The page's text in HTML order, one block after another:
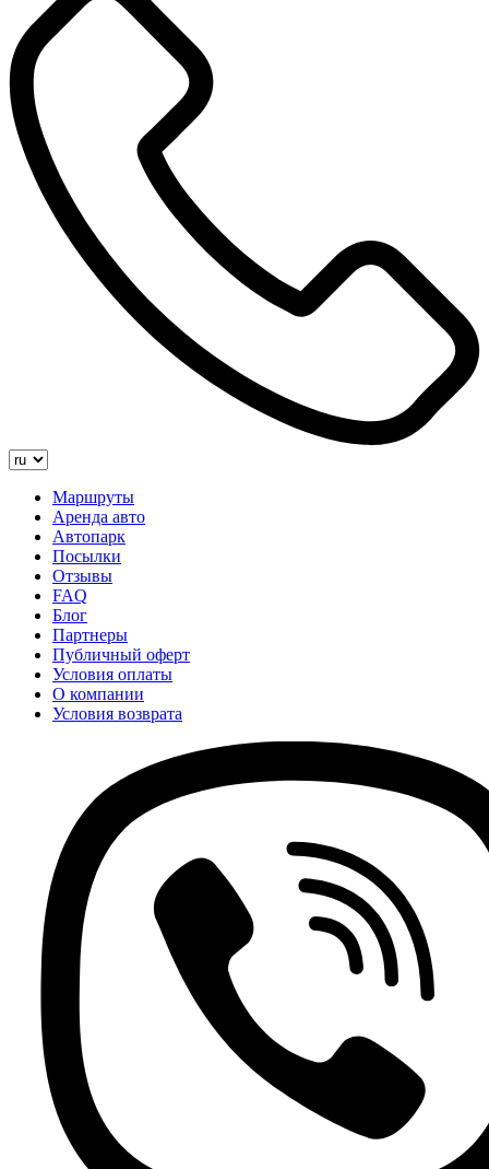
Маршруты
Аренда авто
Автопарк
Посылки
Отзывы
FAQ
Блог
Партнеры
Публичный оферт
Условия оплаты
О компании
Условия возврата